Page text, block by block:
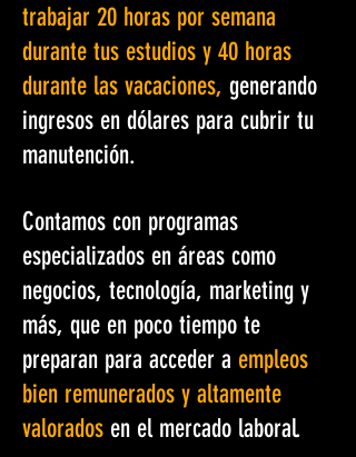
trabajar 20 horas por semana
durante tus estudios y 40 horas
durante las vacaciones, generando
ingresos en dólares para cubrir tu
manutención.
Contamos con programas
especializados en áreas como
negocios, tecnología, marketing y
más, que en poco tiempo te
preparan para acceder a empleos
bien remunerados y altamente
valorados en el mercado laboral.